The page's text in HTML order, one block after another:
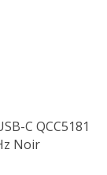
C QCC5181
Noir